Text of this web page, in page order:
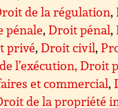
de la régulation,
pénale,Droit pénal,
privé,Droit civil,
l’exécution, Droit
et commercial,
de la propriété